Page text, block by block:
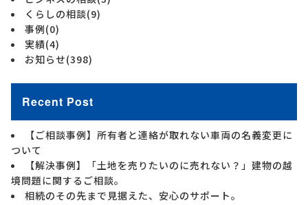
くらしの相談(9)
事例(0)
実績(4)
お知らせ(398)
Recent Post
【ご相談事例】所有者と連絡が取れない車両の名義変更に
ついて
【解決事例】「土地を売りたいのに売れない？」建物の越
境問題に関するご相談。
相続のその先まで見据えた、安心のサポート。